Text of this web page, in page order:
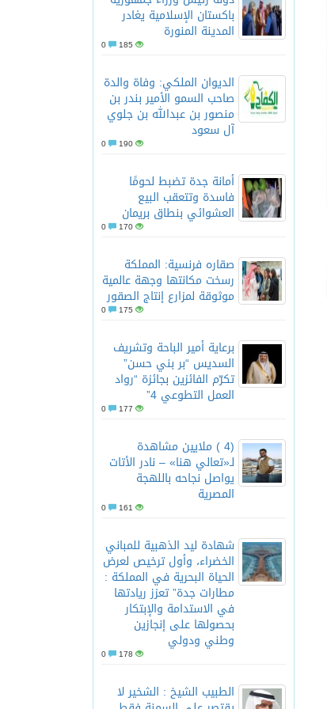
باكستان الإسلامية يغادر
المدينة المنورة
185
الديوان الملكي: وفاة والدة
صاحب السمو الأمير بندر بن
منصور بن عبدالله بن جلوي
آل سعود
190
أمانة جدة تضبط لحومًا
فاسدة وتتعقب البيع
العشوائي بنطاق بريمان
170
صقاره فرنسية: المملكة
رسخت مكانتها وجهة عالمية
موثوقة لمزارع إنتاج الصقور
175
برعاية أمير الباحة وتشريف
السديس “بر بني حسن”
تكرّم الفائزين بجائزة “رواد
العمل التطوعي 4”
177
(4 ) ملايين مشاهدة
لـ«تعالي هنا» – نادر الأتات
يواصل نجاحه باللهجة
المصرية
161
شهادة ليد الذهبية للمباني
الخضراء، وأول ترخيص لعرض
الحياة البحرية في المملكة :
مطارات جدة” تعزز ريادتها
في الاستدامة والإبتكار
بحصولها على إنجازين
وطني ودولي
178
الطبيب الشيخ : الشخير لا